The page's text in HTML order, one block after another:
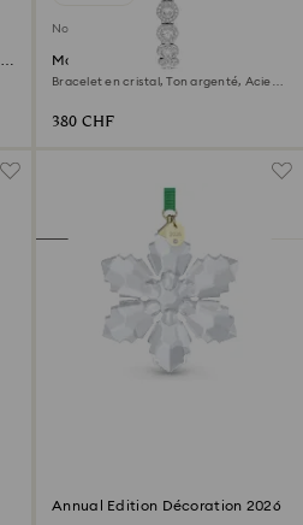
Nouveau
Montre Una Angelic
Bracelet en cristal, Ton argenté, Acier
380 CHF
Annual Edition Décoration 2026